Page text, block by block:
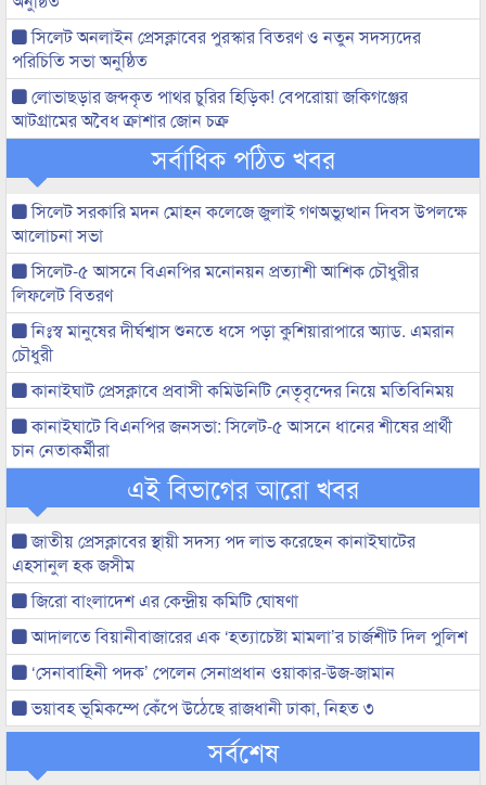
সিলেট অনলাইন প্রেসক্লাবের পুরস্কার বিতরণ ও নতুন সদস্যদের
পরিচিতি সভা অনুষ্ঠিত
লোভাছড়ার জব্দকৃত পাথর চুরির হিড়িক! বেপরোয়া জকিগঞ্জের
আটগ্রামের অবৈধ ক্রাশার জোন চক্র
সর্বাধিক পঠিত খবর
সিলেট সরকারি মদন মোহন কলেজে জুলাই গণঅভ্যুত্থান দিবস উপলক্ষে
আলোচনা সভা
সিলেট-৫ আসনে বিএনপির মনোনয়ন প্রত্যাশী আশিক চৌধুরীর
লিফলেট বিতরণ
নিঃস্ব মানুষের দীর্ঘশ্বাস শুনতে ধসে পড়া কুশিয়ারাপারে অ্যাড. এমরান
চৌধুরী
কানাইঘাট প্রেসক্লাবে প্রবাসী কমিউনিটি নেতৃবৃন্দের নিয়ে মতিবিনিময়
কানাইঘাটে বিএনপির জনসভা: সিলেট-৫ আসনে ধানের শীষের প্রার্থী
চান নেতাকর্মীরা
এই বিভাগের আরো খবর
জাতীয় প্রেসক্লাবের স্থায়ী সদস্য পদ লাভ করেছেন কানাইঘাটের
এহসানুল হক জসীম
জিরো বাংলাদেশ এর কেন্দ্রীয় কমিটি ঘোষণা
আদালতে বিয়ানীবাজারের এক ‘হত্যাচেষ্টা মামলা’র চার্জশীট দিল পুলিশ
‘সেনাবাহিনী পদক’ পেলেন সেনাপ্রধান ওয়াকার-উজ-জামান
ভয়াবহ ভূমিকম্পে কেঁপে উঠেছে রাজধানী ঢাকা, নিহত ৩
সর্বশেষ